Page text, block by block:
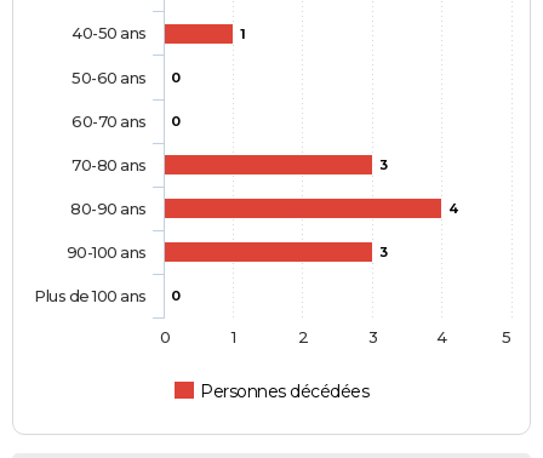
1
0
0
3
4
3
0
Personnes décédées
40-50 ans
50-60 ans
60-70 ans
70-80 ans
80-90 ans
90-100 ans
Plus de 100 ans
0 1 2 3 4 5